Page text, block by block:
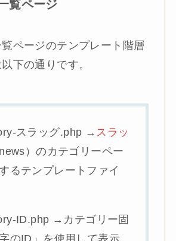
覧ページ
ページのテンプレート階層
下の通りです。
スラッグ.php → スラッ
）のカテゴリーペー
るテンプレートファイ
ID.php →カテゴリー固